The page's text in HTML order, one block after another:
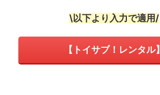
\以下より入力で適用/
【トイサブ！レンタル】